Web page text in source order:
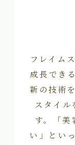
フレイム
成長でき
新の技術
スタイル
す。「美
い」とい